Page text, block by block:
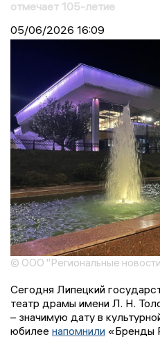
отмечает 105-летие
05/06/2026 16:09
© ООО "Региональные
Сегодня Липецкий
театр драмы имени Л. Н.
– значимую дату в
юбилее напомнили «Бренды